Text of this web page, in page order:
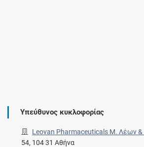
Υπεύθυνος κυκλοφορίας
Leovan Pharmaceuticals Μ. Λέων &
54, 104 31 Αθήνα